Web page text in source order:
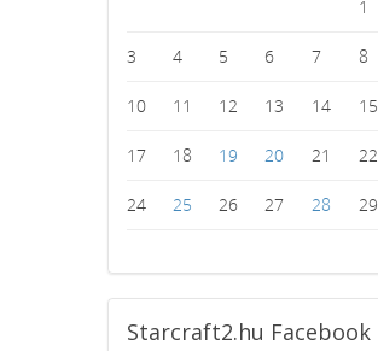
1
3 4 5 6 7 8
10 11 12 13 14 15
17 18 19 20 21 22
24 25 26 27 28 29
Starcraft2.hu Facebook